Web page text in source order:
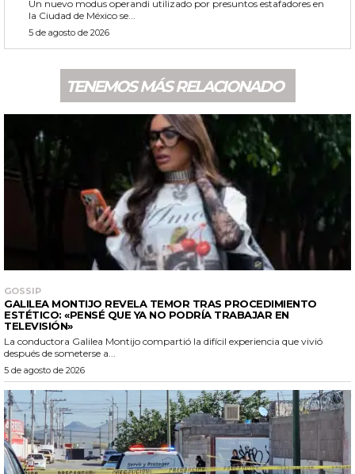
Un nuevo modus operandi utilizado por presuntos estafadores en
la Ciudad de México se...
5 de agosto de 2026
TENEMOS MÁS RELACIONADO
GOSSIP
GALILEA MONTIJO REVELA TEMOR TRAS PROCEDIMIENTO
ESTÉTICO: «PENSÉ QUE YA NO PODRÍA TRABAJAR EN
TELEVISIÓN»
La conductora Galilea Montijo compartió la difícil experiencia que vivió
después de someterse a...
5 de agosto de 2026